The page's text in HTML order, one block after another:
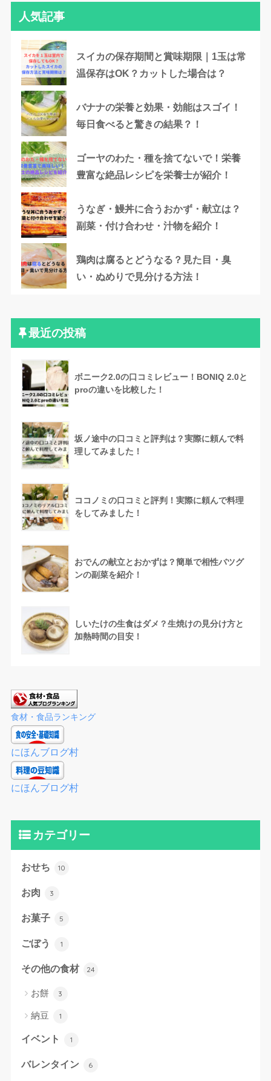
人気記事
スイカの保存期間と賞味期限｜1玉は常
温保存はOK？カットした場合は？
バナナの栄養と効果・効能はスゴイ！
毎日食べると驚きの結果？！
ゴーヤのわた・種を捨てないで！栄養
豊富な絶品レシピを栄養士が紹介！
うなぎ・鰻丼に合うおかず・献立は？
副菜・付け合わせ・汁物を紹介！
鶏肉は腐るとどうなる？見た目・臭
い・ぬめりで見分ける方法！
最近の投稿
ボニーク2.0の口コミレビュー！BONIQ 2.0と
proの違いを比較した！
坂ノ途中の口コミと評判は？実際に頼んで料
理してみました！
ココノミの口コミと評判！実際に頼んで料理
をしてみました！
おでんの献立とおかずは？簡単で相性バツグ
ンの副菜を紹介！
しいたけの生食はダメ？生焼けの見分け方と
加熱時間の目安！
食材・食品ランキング
にほんブログ村
にほんブログ村
カテゴリー
おせち 10
お肉 3
お菓子 5
ごぼう 1
その他の食材 24
お餅 3
納豆 1
イベント 1
バレンタイン 6